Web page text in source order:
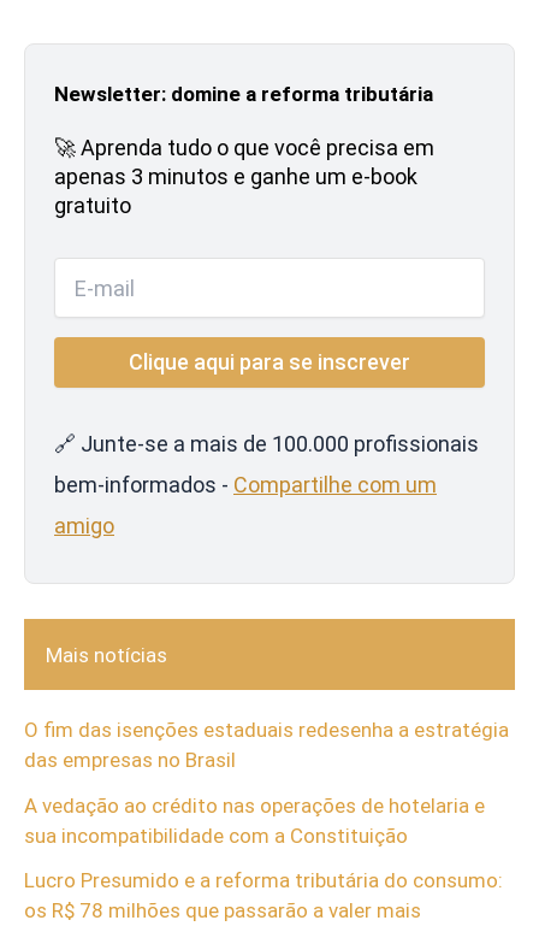
Newsletter: domine a reforma tributária
🚀 Aprenda tudo o que você precisa em
apenas 3 minutos e ganhe um e-book
gratuito
🔗 Junte-se a mais de 100.000 profissionais
bem-informados - Compartilhe com um
amigo
Mais notícias
O fim das isenções estaduais redesenha a estratégia
das empresas no Brasil
A vedação ao crédito nas operações de hotelaria e
sua incompatibilidade com a Constituição
Lucro Presumido e a reforma tributária do consumo:
os R$ 78 milhões que passarão a valer mais